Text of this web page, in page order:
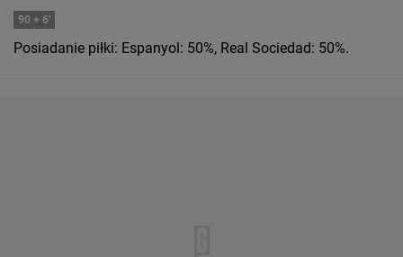
90 + 6'
Posiadanie piłki: Espanyol: 50%, Real Sociedad: 50%.